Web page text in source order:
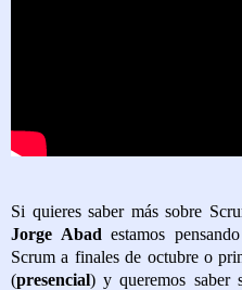
Si quieres saber más sobre
Jorge Abad estamos
Scrum a finales de octubre o
(presencial) y queremos saber